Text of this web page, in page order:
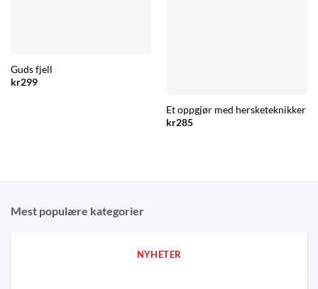
Guds fjell
kr299
Et oppgjør med hersketeknikker
kr285
Mest populære kategorier
NYHETER